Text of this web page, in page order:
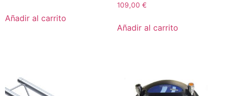
Añadir al carrito
109,00 €
Añadir al carrito